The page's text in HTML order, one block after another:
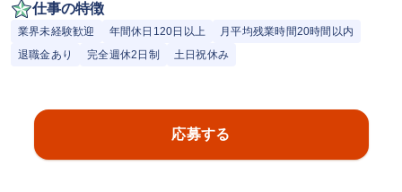
仕事の特徴
業界未経験歓迎 年間休日120日以上
月平均残業時間20時間以内
退職金あり
完全週休2日制 土日祝休み
応募する